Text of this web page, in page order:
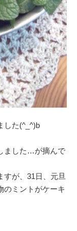
した(^_^)b
ました…が摘んで
すが、31日、元旦
のミントがケーキ